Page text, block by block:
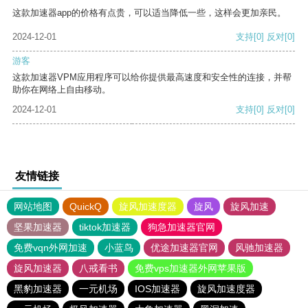
这款加速器app的价格有点贵，可以适当降低一些，这样会更加亲民。
2024-12-01 支持[0] 反对[0]
游客
这款加速器VPM应用程序可以给你提供最高速度和安全性的连接，并帮
助你在网络上自由移动。
2024-12-01
支持[0] 反对[0]
友情链接
网站地图 QuickQ 旋风加速度器 旋风
旋风加速
坚果加速器
tiktok加速器
狗急加速器官网
免费vqn外网加速
小蓝鸟 优途加速器官网
风驰加速器
旋风加速器
八戒看书
免费vps加速器外网苹果版
黑豹加速器
一元机场 IOS加速器
旋风加速度器